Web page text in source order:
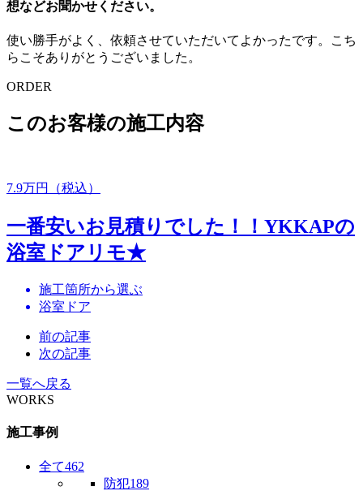
想などお聞かせください。
使い勝手がよく、依頼させていただいてよかったです。こち
らこそありがとうございました。
ORDER
このお客様の施工内容
7.9万円（税込）
一番安いお見積りでした！！YKKAPの
浴室ドアリモ★
施工箇所から選ぶ
浴室ドア
前の記事
次の記事
一覧へ戻る
WORKS
施工事例
全て462
防犯189